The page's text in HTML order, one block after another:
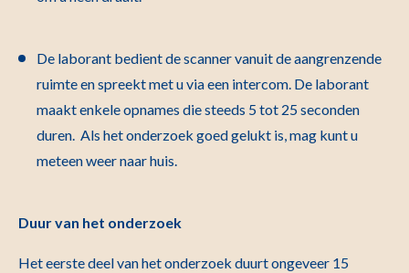
De laborant bedient de scanner vanuit de aangrenzende
ruimte en spreekt met u via een intercom. De laborant
maakt enkele opnames die steeds 5 tot 25 seconden
duren. Als het onderzoek goed gelukt is, mag kunt u
meteen weer naar huis.
Duur van het onderzoek
Het eerste deel van het onderzoek duurt ongeveer 15